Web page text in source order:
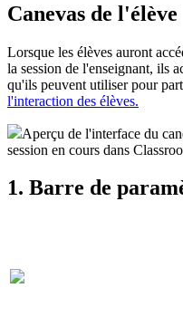
Canevas de l'élève
Lorsque les élèves auront
la session de l'enseignant, ils
qu'ils peuvent utiliser pour
l'interaction des élèves.
Aperçu de l'interface du
session en cours dans
1. Barre de